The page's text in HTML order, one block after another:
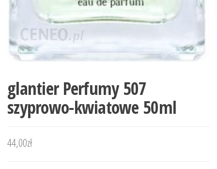
glantier Perfumy 507
szyprowo-kwiatowe 50ml
44,00zł